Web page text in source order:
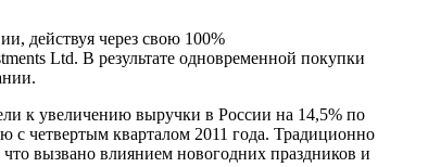
действуя через свою 100%
Ltd. В результате одновременной покупки
к увеличению выручки в России на 14,5% по
с четвертым кварталом 2011 года. Традиционно
вызвано влиянием новогодних праздников и